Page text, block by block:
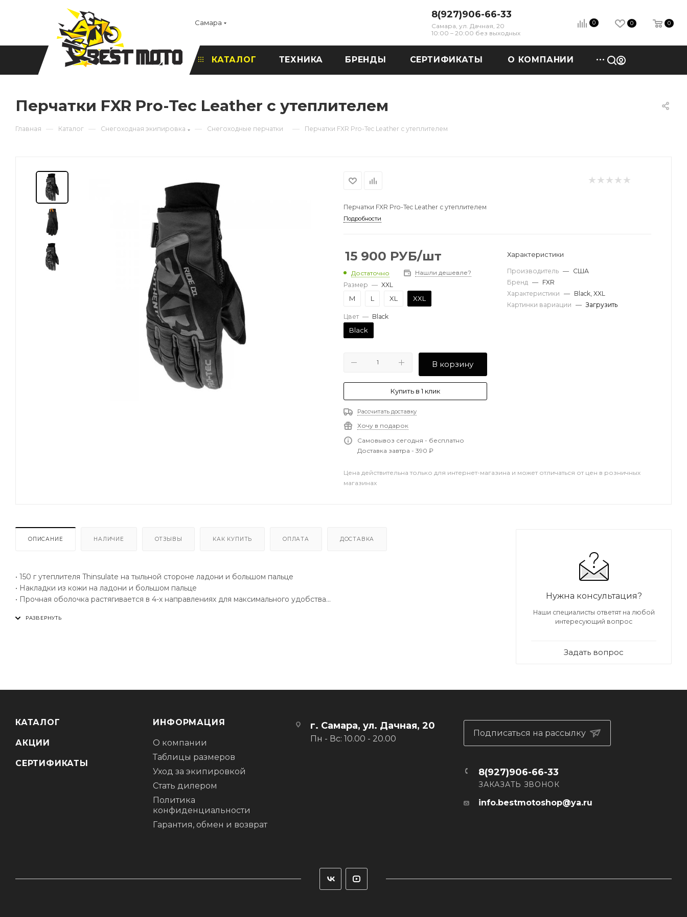
Самара
8(927)906-66-33
Самара, ул. Дачная, 20
10:00 – 20:00 без выходных
0 0 0
КАТАЛОГ ТЕХНИКА БРЕНДЫ СЕРТИФИКАТЫ О КОМПАНИИ
Перчатки FXR Pro-Tec Leather с утеплителем
Главная — Каталог — Снегоходная экипировка — Снегоходные перчатки — Перчатки FXR Pro-Tec Leather с утеплителем
Перчатки FXR Pro-Tec Leather с утеплителем
Подробности
15 900 РУБ/шт
Достаточно
Нашли дешевле?
Размер — XXL
M L XL XXL
Цвет — Black
Black
В корзину
Купить в 1 клик
Рассчитать доставку
Хочу в подарок
Самовывоз сегодня - бесплатно
Доставка завтра - 390 ₽
Характеристики
Производитель — США
Бренд — FXR
Характеристики — Black, XXL
Картинки вариации — Загрузить
Цена действительна только для интернет-магазина и может отличаться от цен в розничных
магазинах
ОПИСАНИЕ НАЛИЧИЕ ОТЗЫВЫ КАК КУПИТЬ ОПЛАТА ДОСТАВКА
• 150 г утеплителя Thinsulate на тыльной стороне ладони и большом пальце
• Накладки из кожи на ладони и большом пальце
• Прочная оболочка растягивается в 4-х направлениях для максимального удобства
• Водонепроницаемая/дышащая мембрана HydrX Pro
• Флисовая подкладка
• Эргономичный крой, повторяющий естественный изгиб пальцев, для лучшей посадки и облегчения хвата
Нужна консультация?
Наши специалисты ответят на любой
интересующий вопрос
Задать вопрос
КАТАЛОГ
АКЦИИ
СЕРТИФИКАТЫ
ИНФОРМАЦИЯ
О компании
Таблицы размеров
Уход за экипировкой
Стать дилером
Политика
конфиденциальности
Гарантия, обмен и возврат
г. Самара, ул. Дачная, 20
Пн - Вс: 10.00 - 20.00
Подписаться на рассылку
8(927)906-66-33
ЗАКАЗАТЬ ЗВОНОК
info.bestmotoshop@ya.ru